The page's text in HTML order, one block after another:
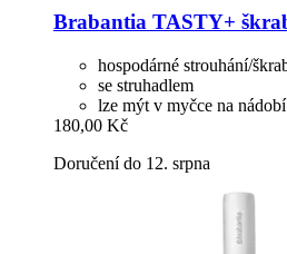
Brabantia TASTY+
hospodárné strouhání/
se struhadlem
lze mýt v myčce na nádobí
180,00 Kč
Doručení do 12. srpna